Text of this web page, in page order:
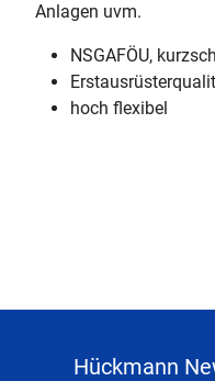
Anlagen uvm.
NSGAFÖU,
hoch flexibel
Hückmann